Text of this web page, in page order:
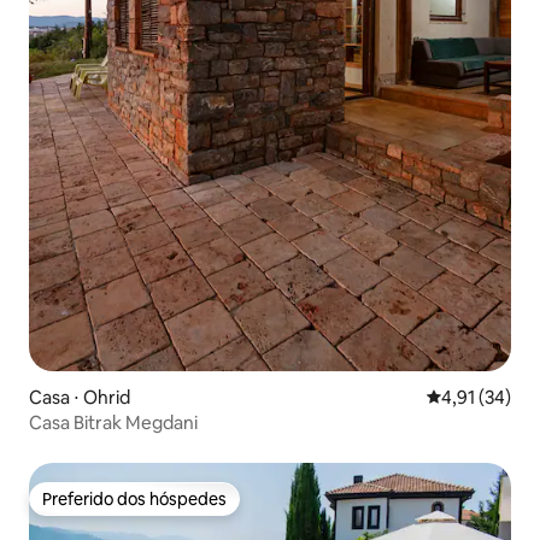
Casa ⋅ Ohrid 4,91 de uma
4,91 (34)
Casa Bitrak Megdani
Preferido dos hóspedes
Preferido dos hóspedes